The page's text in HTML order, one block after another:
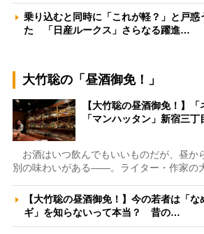
乗り込むと同時に「これが軽？」と戸惑
た 「日産ルークス」さらなる躍進…
大竹聡の「昼酒御免！」
【大竹聡の昼酒御免！】「
「マンハッタン」新宿三
お酒はいつ飲んでもいいものだが、昼か
別の味わいがある――。ライター・作家の
【大竹聡の昼酒御免！】今の若者は「
ギ」を知らないって本当？ 昔の…